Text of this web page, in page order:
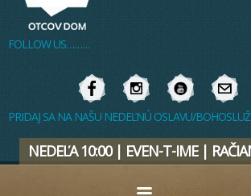
FOLLOW US………
PRIDAJ SA NA NAŠU NEDEĽNÚ OSLAVU/
NEDEĽA 10:00 | EVEN-T-IME |